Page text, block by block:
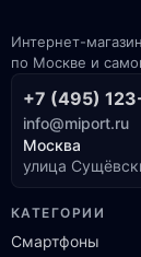
Интернет-
по Москве и
+7 (495)
info@miport.ru
Москва
улица
КАТЕГОРИИ
Смартфоны